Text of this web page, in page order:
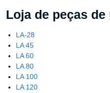
Loja de peças
LA-28
LA 45
LA 60
LA 80
LA 100
LA 120